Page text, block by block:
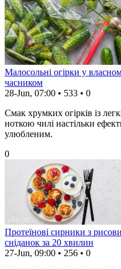
Малосольні огірки у
часником
28-Jun, 07:00 • 533 • 0
Смак хрумких огірків із
ноткою чилі настільки
улюбленим.
0
Протеїнові сирники з
сніданок за 20 хвилин
27-Jun, 09:00 • 256 • 0